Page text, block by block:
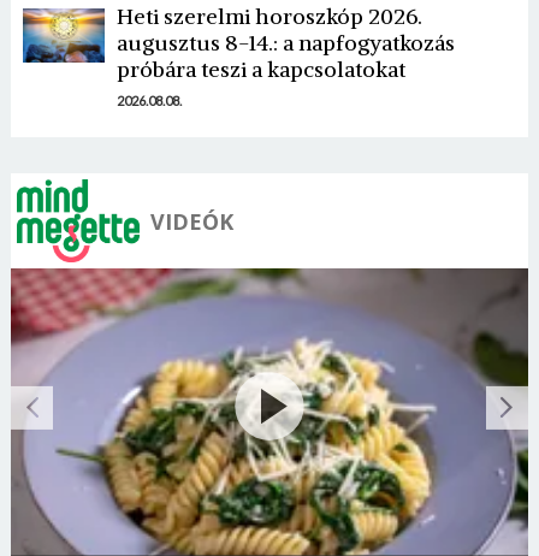
Heti szerelmi horoszkóp 2026.
augusztus 8-14.: a napfogyatkozás
próbára teszi a kapcsolatokat
2026.08.08.
VIDEÓK
Jelszó